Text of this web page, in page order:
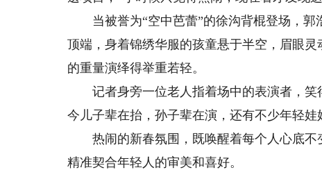
当被誉为“空中芭蕾”的徐沟背棍登场，郭
顶端，身着锦绣华服的孩童悬于半空，眉眼
的重量演绎得举重若轻。
记者身旁一位老人指着场中的表演者，笑
今儿子辈在抬，孙子辈在演，还有不少年轻娃
热闹的新春氛围，既唤醒着每个人心底不
精准契合年轻人的审美和喜好。